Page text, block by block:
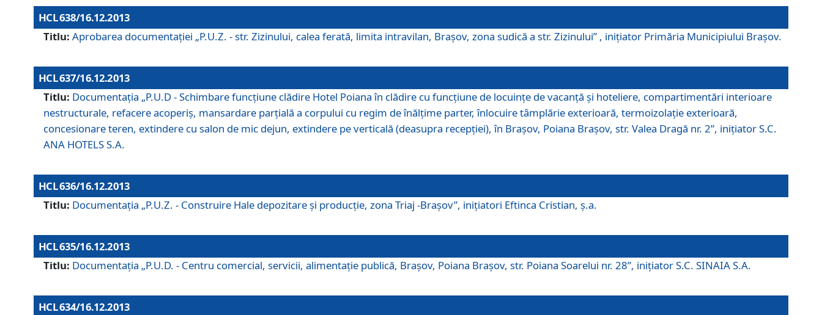
HCL 638/16.12.2013
Titlu: Aprobarea documentaţiei „P.U.Z. - str. Zizinului, calea ferată, limita intravilan, Braşov, zona sudică a str. Zizinului” , iniţiator Primăria Municipiului Braşov.
HCL 637/16.12.2013
Titlu: Documentaţia „P.U.D - Schimbare funcţiune clădire Hotel Poiana în clădire cu funcţiune de locuinţe de vacanţă şi hoteliere, compartimentări interioare
nestructurale, refacere acoperiş, mansardare parţială a corpului cu regim de înălţime parter, înlocuire tâmplărie exterioară, termoizolaţie exterioară,
concesionare teren, extindere cu salon de mic dejun, extindere pe verticală (deasupra recepţiei), în Braşov, Poiana Braşov, str. Valea Dragă nr. 2”, iniţiator S.C.
ANA HOTELS S.A.
HCL 636/16.12.2013
Titlu: Documentaţia „P.U.Z. - Construire Hale depozitare şi producţie, zona Triaj -Braşov”, iniţiatori Eftinca Cristian, ş.a.
HCL 635/16.12.2013
Titlu: Documentaţia „P.U.D. - Centru comercial, servicii, alimentaţie publică, Braşov, Poiana Braşov, str. Poiana Soarelui nr. 28”, iniţiator S.C. SINAIA S.A.
HCL 634/16.12.2013